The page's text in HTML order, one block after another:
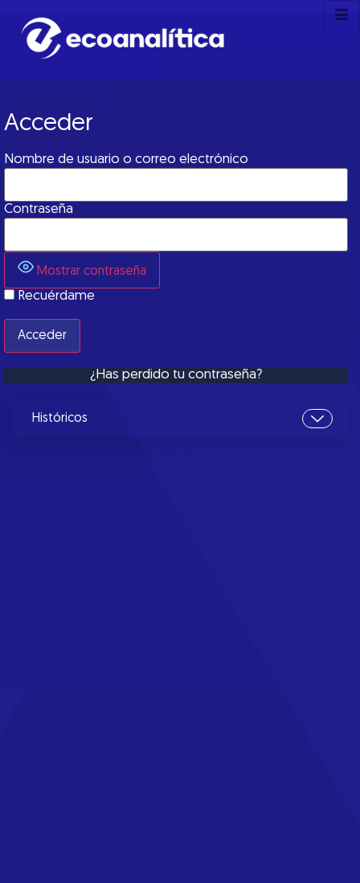
Acceder
Nombre de usuario o correo electrónico
Contraseña
Mostrar contraseña
Recuérdame
¿Has perdido tu contraseña?
Históricos